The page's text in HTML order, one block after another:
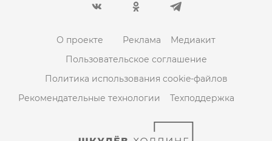
О проекте Реклама
Медиакит
Пользовательское соглашение
Политика использования cookie-файлов
Рекомендательные технологии
Техподдержка